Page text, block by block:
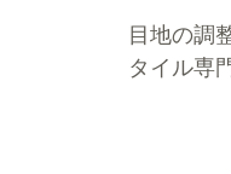
目地の調
タイル専